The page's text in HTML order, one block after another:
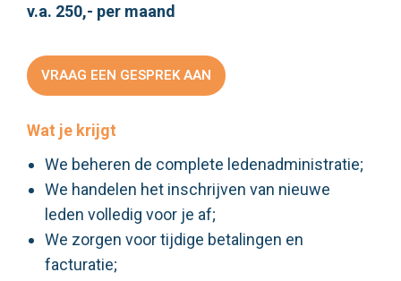
v.a. 250,- per maand
VRAAG EEN GESPREK AAN
Wat je krijgt
We beheren de complete ledenadministratie;
We handelen het inschrijven van nieuwe
leden volledig voor je af;
We zorgen voor tijdige betalingen en
facturatie;